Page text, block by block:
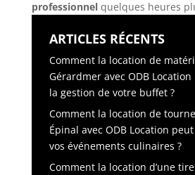
professionnelquelques heures
ARTICLES RÉCENTS
Comment la location de
Gérardmer avec ODB
la gestion de votre buffet ?
Comment la location de
Épinal avec ODB Location
vos événements culinaires ?
Comment la location d’une